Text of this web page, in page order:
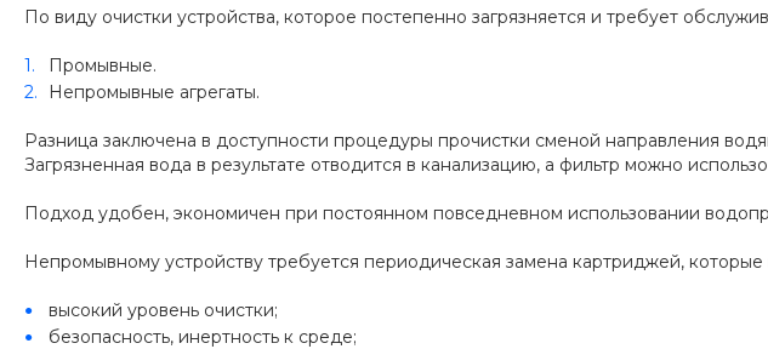
По виду очистки устройства, которое постепенно загрязняется и требует
Промывные.
Непромывные агрегаты.
Разница заключена в доступности процедуры прочистки сменой направления
Загрязненная вода в результате отводится в канализацию, а фильтр можно
Подход удобен, экономичен при постоянном повседневном использовании
Непромывному устройству требуется периодическая замена картриджей,
высокий уровень очистки;
безопасность, инертность к среде;